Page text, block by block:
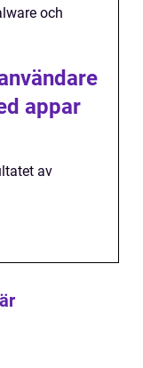
och
appar
av